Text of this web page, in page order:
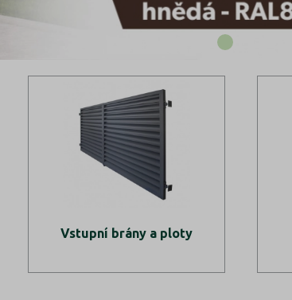
Vstupní brány a ploty